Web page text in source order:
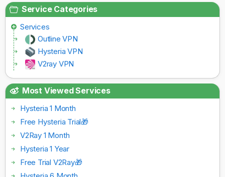
Service Categories
Services
Outline VPN
Hysteria VPN
V2ray VPN
Most Viewed Services
Hysteria 1 Month
Free Hysteria Trial🎁
V2Ray 1 Month
Hysteria 1 Year
Free Trial V2Ray🎁